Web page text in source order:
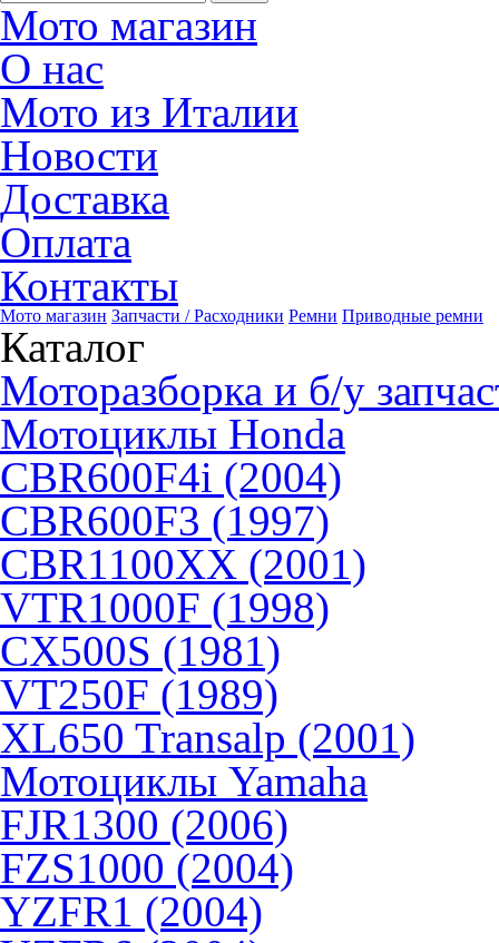
Мото магазин
О нас
Мото из Италии
Новости
Доставка
Оплата
Контакты
Мото магазин Запчасти / Расходники Ремни Приводные ремни
Каталог
Моторазборка и б/у
Мотоциклы Honda
CBR600F4i (2004)
CBR600F3 (1997)
CBR1100XX (2001)
VTR1000F (1998)
CX500S (1981)
VT250F (1989)
XL650 Transalp (2001)
Мотоциклы Yamaha
FJR1300 (2006)
FZS1000 (2004)
YZFR1 (2004)